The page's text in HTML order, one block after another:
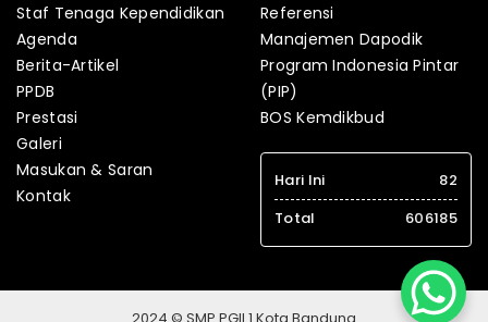
Staf Tenaga Kependidikan
Agenda
Berita-Artikel
PPDB
Prestasi
Galeri
Masukan & Saran
Kontak
Referensi
Manajemen Dapodik
Program Indonesia Pintar
(PIP)
BOS Kemdikbud
Hari Ini
82
Total
606185